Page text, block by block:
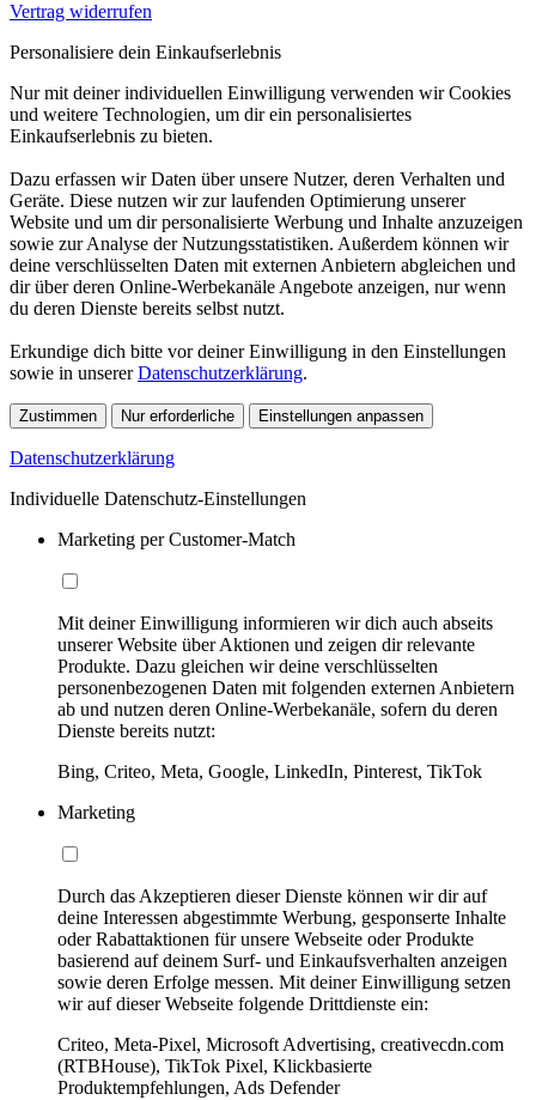
Vertrag widerrufen
Personalisiere dein Einkaufserlebnis
Nur mit deiner individuellen Einwilligung verwenden wir Cookies
und weitere Technologien, um dir ein personalisiertes
Einkaufserlebnis zu bieten.
Dazu erfassen wir Daten über unsere Nutzer, deren Verhalten und
Geräte. Diese nutzen wir zur laufenden Optimierung unserer
Website und um dir personalisierte Werbung und Inhalte anzuzeigen
sowie zur Analyse der Nutzungsstatistiken. Außerdem können wir
deine verschlüsselten Daten mit externen Anbietern abgleichen und
dir über deren Online-Werbekanäle Angebote anzeigen, nur wenn
du deren Dienste bereits selbst nutzt.
Erkundige dich bitte vor deiner Einwilligung in den Einstellungen
sowie in unsererDatenschutzerklärung.
Zustimmen Nur erforderliche Einstellungen anpassen
Datenschutzerklärung
Individuelle Datenschutz-Einstellungen
Marketing per Customer-Match
Mit deiner Einwilligung informieren wir dich auch abseits
unserer Website über Aktionen und zeigen dir relevante
Produkte. Dazu gleichen wir deine verschlüsselten
personenbezogenen Daten mit folgenden externen Anbietern
ab und nutzen deren Online-Werbekanäle, sofern du deren
Dienste bereits nutzt:
Bing, Criteo, Meta, Google, LinkedIn, Pinterest, TikTok
Marketing
Durch das Akzeptieren dieser Dienste können wir dir auf
deine Interessen abgestimmte Werbung, gesponserte Inhalte
oder Rabattaktionen für unsere Webseite oder Produkte
basierend auf deinem Surf- und Einkaufsverhalten anzeigen
sowie deren Erfolge messen. Mit deiner Einwilligung setzen
wir auf dieser Webseite folgende Drittdienste ein:
Criteo, Meta-Pixel, Microsoft Advertising, creativecdn.com
(RTBHouse), TikTok Pixel, Klickbasierte
Produktempfehlungen, Ads Defender